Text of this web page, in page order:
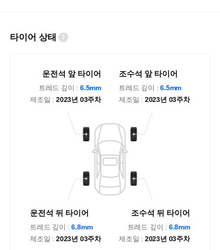
타이어 상태
운전석 앞 타이어
트레드 깊이 : 6.5mm
제조일 : 2023년 03주차
운전석 뒤 타이어
트레드 깊이 :6.8mm
제조일 : 2023년 03주차
조수석 뒤 타이어
트레드 깊이 : 6.8mm
제조일 : 2023년 03주차
조수석 앞 타이어
트레드 깊이 :6.5mm
제조일 : 2023년 03주차